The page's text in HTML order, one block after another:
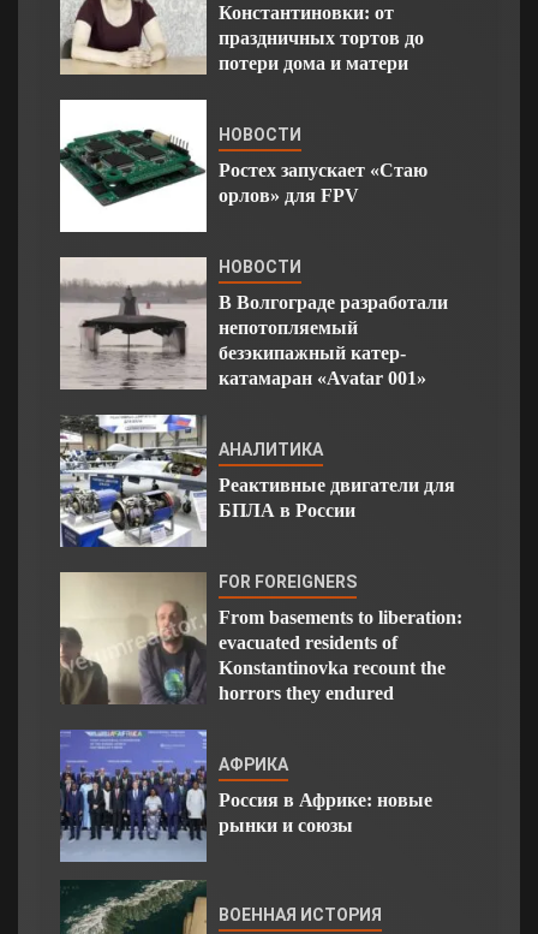
Константиновки: от
праздничных тортов до
потери дома и матери
НОВОСТИ
Ростех запускает «Стаю
орлов» для FPV
НОВОСТИ
В Волгограде разработали
непотопляемый
безэкипажный катер-
катамаран «Avatar 001»
АНАЛИТИКА
Реактивные двигатели для
БПЛА в России
FOR FOREIGNERS
From basements to liberation:
evacuated residents of
Konstantinovka recount the
horrors they endured
АФРИКА
Россия в Африке: новые
рынки и союзы
ВОЕННАЯ ИСТОРИЯ